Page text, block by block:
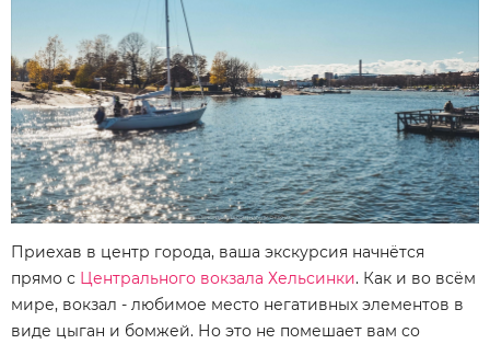
Приехав в центр города, ваша экскурсия начнётся
прямо с Центрального вокзала Хельсинки. Как и во всём
мире, вокзал - любимое место негативных элементов в
виде цыган и бомжей. Но это не помешает вам со